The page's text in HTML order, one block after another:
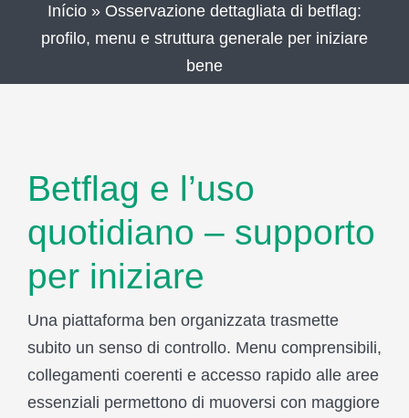
Início » Osservazione dettagliata di betflag:
profilo, menu e struttura generale per iniziare
bene
Betflag e l’uso
quotidiano – supporto
per iniziare
Una piattaforma ben organizzata trasmette
subito un senso di controllo. Menu comprensibili,
collegamenti coerenti e accesso rapido alle aree
essenziali permettono di muoversi con maggiore